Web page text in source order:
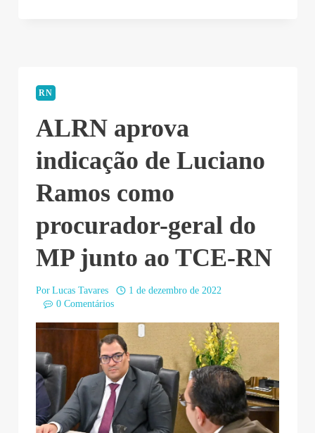
RN
ALRN aprova
indicação de Luciano
Ramos como
procurador-geral do
MP junto ao TCE-RN
Por Lucas Tavares
1 de dezembro de 2022
0 Comentários